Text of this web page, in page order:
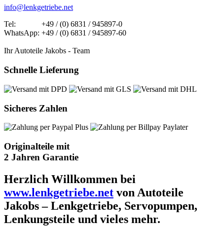
info@lenkgetriebe.net
Tel: +49 / (0) 6831 / 945897-0
WhatsApp: +49 / (0) 6831 / 945897-60
Ihr Autoteile Jakobs - Team
Schnelle Lieferung
Sicheres Zahlen
Originalteile mit
2 Jahren Garantie
Herzlich Willkommen bei
www.lenkgetriebe.net von Autoteile
Jakobs – Lenkgetriebe, Servopumpen,
Lenkungsteile und vieles mehr.